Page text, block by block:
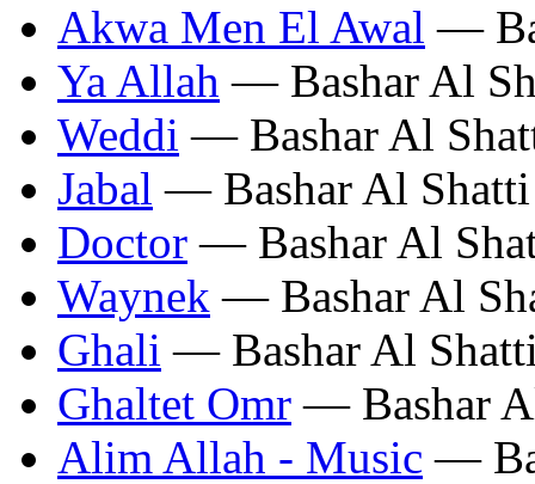
Akwa Men El Awal —
Ya Allah — Bashar Al
Weddi — Bashar Al
Jabal — Bashar Al Shatti
Doctor — Bashar Al
Waynek — Bashar Al
Ghali — Bashar Al
Ghaltet Omr — Bashar
Alim Allah - Music —